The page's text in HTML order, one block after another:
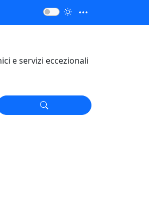
e servizi eccezionali